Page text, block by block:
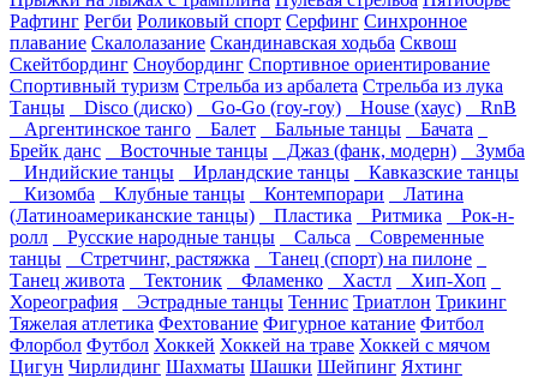
Рафтинг Регби Роликовый спорт Серфинг Синхронное
плавание Скалолазание Скандинавская ходьба Сквош
Скейтбординг Сноубординг Спортивное ориентирование
Спортивный туризм Стрельба из арбалета Стрельба из лука
Танцы
Disco (диско) Go-Go (гоу-гоу) House (хаус)
RnB
Аргентинское танго
Балет Бальные танцы
Бачата
Брейк данс
Восточные танцы Джаз (фанк, модерн)
Зумба
Индийские танцы
Ирландские танцы
Кавказские танцы
Кизомба
Клубные танцы Контемпорари
Латина
(Латиноамериканские танцы)
Пластика Ритмика
Рок-н-
ролл
Русские народные танцы Сальса
Современные
танцы
Стретчинг, растяжка
Танец (спорт) на пилоне
Танец живота
Тектоник Фламенко Хастл
Хип-Хоп
Хореография
Эстрадные танцы Теннис Триатлон Трикинг
Тяжелая атлетика Фехтование Фигурное катание Фитбол
Флорбол Футбол Хоккей Хоккей на траве Хоккей с мячом
Цигун Чирлидинг Шахматы Шашки Шейпинг Яхтинг